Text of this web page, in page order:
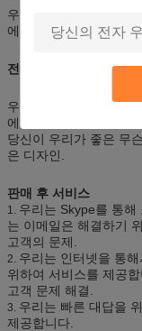
우리의 목표는 서비스
에게 제공하기 위한 것
전매 서비스
우리의 팀 디자인은 다
에 근거를 둔 해결책을
당신이 우리가 좋은 무
은 디자인.
판매 후 서비스
1. 우리는 Skype를 통해
는 이메일은 해결하기
고객의 문제.
2. 우리는 인터넷을 통
위하여 서비스를 제공합
고객 문제 해결.
3. 우리는 빠른 대답을
제공합니다.